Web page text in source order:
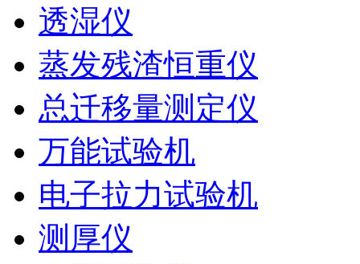
透湿仪
蒸发残渣恒重仪
总迁移量测定仪
万能试验机
电子拉力试验机
测厚仪